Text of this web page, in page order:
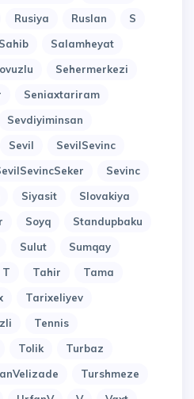
Rusiya Ruslan
S
Sahib
Salamheyat
Sehermerkezi
Seniaxtariram
Sevdiyiminsan
Sevil
SevilSevinc
Sevinc
Siyasit
Slovakiya
Soyq
Standupbaku
Sulut
Sumqay
T Tahir
Tama
Tarixeliyev
Tennis
Tolik
Turbaz
Turshmeze